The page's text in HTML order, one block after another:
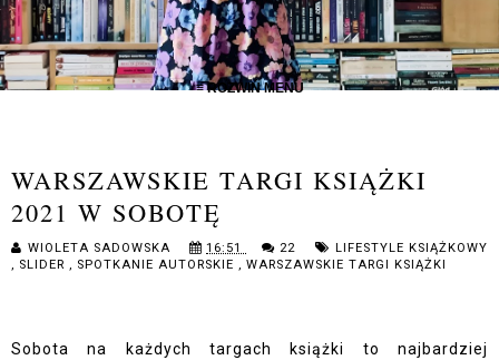
≡ ROZWIŃ MENU
WARSZAWSKIE TARGI KSIĄŻKI
2021 W SOBOTĘ
WIOLETA SADOWSKA 16:51 22
LIFESTYLE KSIĄŻKOWY
, SLIDER , SPOTKANIE AUTORSKIE , WARSZAWSKIE TARGI KSIĄŻKI
Sobota na każdych targach książki to najbardziej